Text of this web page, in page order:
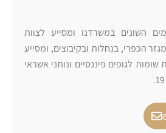
השונים במשרדנו ומסייע לצוות
הכפרי, בנחלות ובקיבוצים, ומסייע
לגופים פיננסיים ונותני אשראי